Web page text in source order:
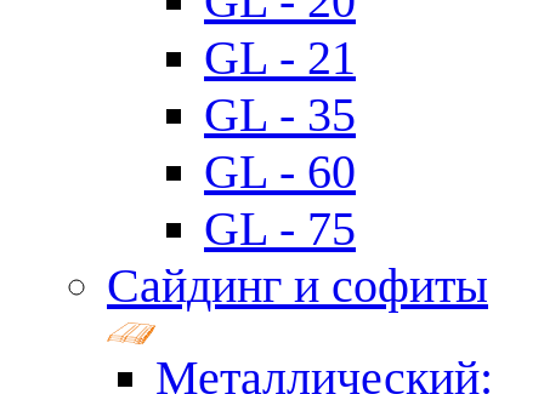
GL - 21
GL - 35
GL - 60
GL - 75
Сайдинг и софиты
Металлический: